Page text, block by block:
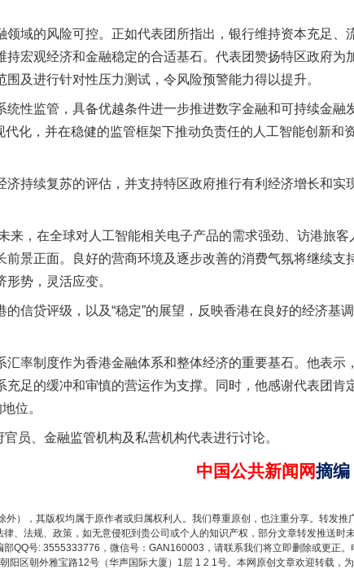
的风险可控。正如代表团所指出，银行维持资本充足、
宏观经济和金融稳定的合适基石。代表团赞扬特区政府为
及进行针对性压力测试，令风险预警能力得以提升。
监管，具备优越条件进一步推进数字金融和可持续金融
化，并在稳健的监管框架下推动负责任的人工智能创新和
续复苏的评估，并支持特区政府推行有利经济增长和实
，在全球对人工智能相关电子产品的需求强劲、访港旅客
景正面。良好的营商环境及逐步改善的消费气氛将继续支
势，灵活应变。
贷评级，以及“稳定”的展望，反映香港在良好的经济基
制度作为香港金融体系和整体经济的重要基石。他表示
足的缓冲和审慎的营运作为支撑。同时，他感谢代表团肯
位。
、金融监管机构及私营机构代表进行讨论。
中国公共新闻网摘编
外），其版权均属于原作者或归属权利人。我们尊重原创，也注重分享。转发推
、法规、政策，如无意侵犯到贵公司或个人的知识产权，部分文章转发推送时
QQ号: 3555333776，微信号：GAN160003，请联系我们将立即删除或更正。
区朝外雅宝路12号（华声国际大厦）1层 1 2 1号。本网原创文章欢迎转载，
徽映军营 权益有保障 让核能赋能千行